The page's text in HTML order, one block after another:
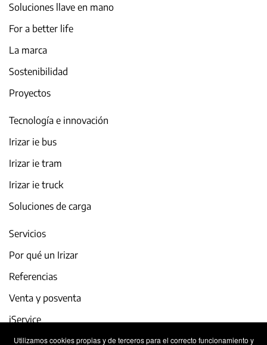
Utilizamos cookies propias y de terceros para el correcto funcionamiento y
Soluciones llave en mano
For a better life
La marca
Sostenibilidad
Proyectos
Tecnología e innovación
Irizar ie bus
Irizar ie tram
Irizar ie truck
Soluciones de carga
Servicios
Por qué un Irizar
Referencias
Venta y posventa
iService